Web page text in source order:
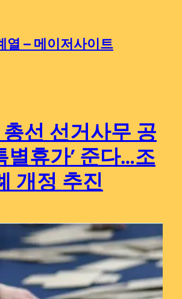
열 – 메이저사이트
선 선거사무 공
별휴가’ 준다…조
개정 추진